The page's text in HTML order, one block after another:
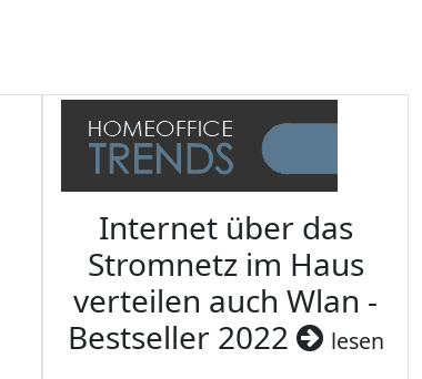
Internet über das
Stromnetz im Haus
verteilen auch Wlan -
Bestseller 2022
lesen